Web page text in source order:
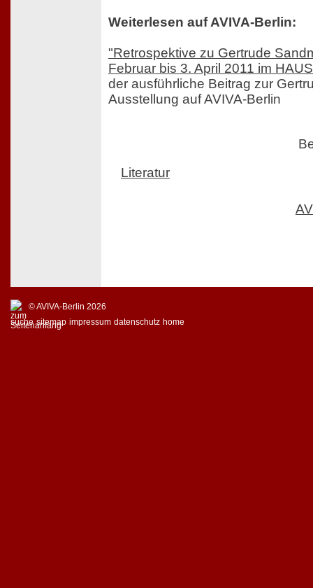
Weiterlesen auf AVIVA-Berlin:
"Retrospektive zu Gertrude
Februar bis 3. April 2011 im
der ausführliche Beitrag zur
Ausstellung auf AVIVA-Berlin
Literatur
© AVIVA-Berlin 2026
suche sitemap impressum datenschutz home